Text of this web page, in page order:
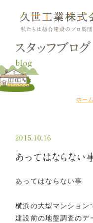
スタッフブログ
blog
ホーム
2015.10.16
あってはならない
あってはならない事
横浜の大型マンション
建設前の地盤調査のデ